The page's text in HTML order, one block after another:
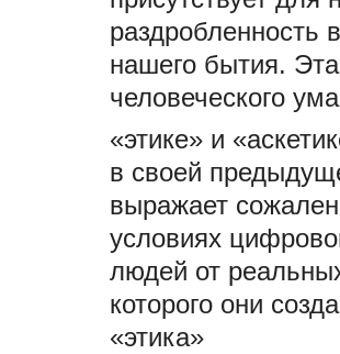
раздробленность
нашего бытия.
человеческого
«этике» и
в своей
выражает
условиях
людей от
которого они
«этика»